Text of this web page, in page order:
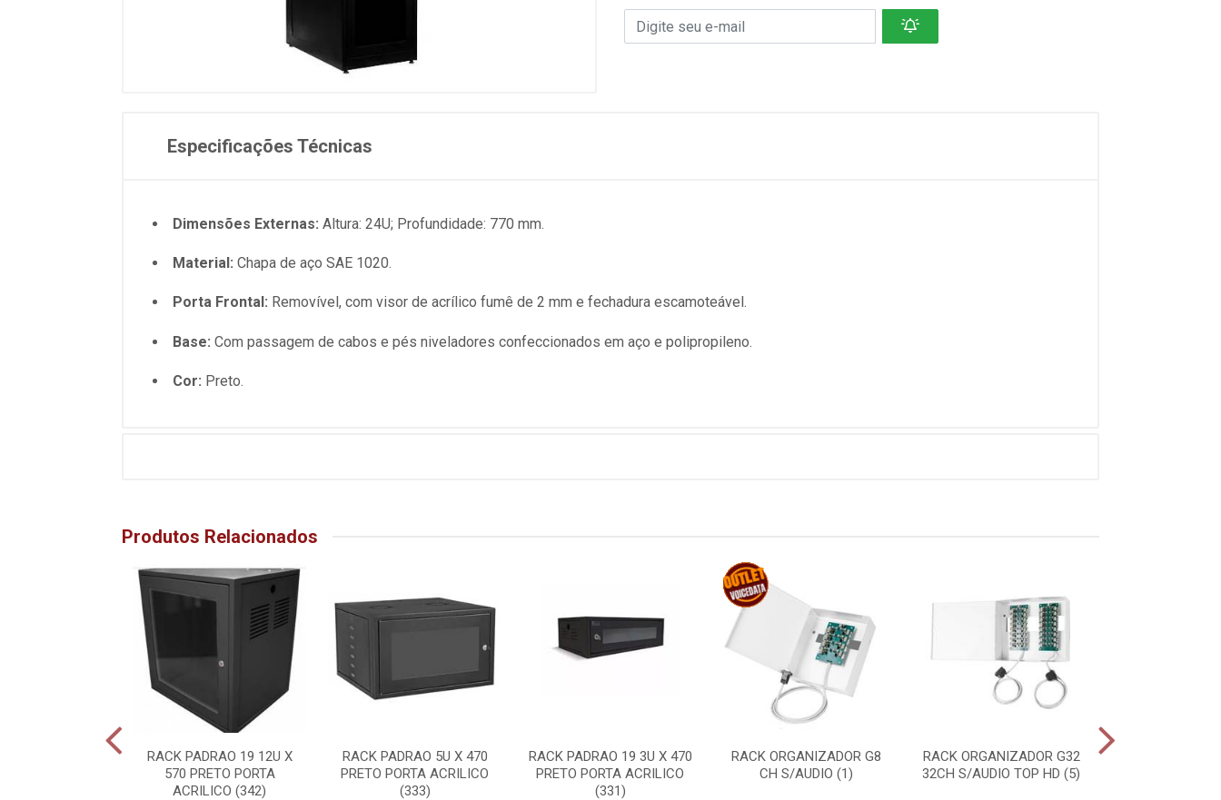
Especificações Técnicas
Dimensões Externas: Altura: 24U; Profundidade: 770 mm.
Material: Chapa de aço SAE 1020.
Porta Frontal: Removível, com visor de acrílico fumê de 2 mm e fechadura escamoteável.
Base: Com passagem de cabos e pés niveladores confeccionados em aço e polipropileno.
Cor: Preto.
Produtos Relacionados
RACK PADRAO 19 12U X
570 PRETO PORTA
ACRILICO (342)
RACK PADRAO 5U X 470
PRETO PORTA ACRILICO
(333)
RACK PADRAO 19 3U X 470
PRETO PORTA ACRILICO
(331)
RACK ORGANIZADOR G8
CH S/AUDIO (1)
RACK ORGANIZADOR G32
32CH S/AUDIO TOP HD (5)